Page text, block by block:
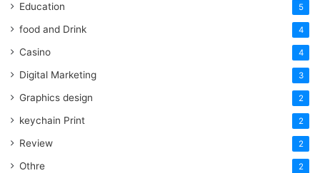
Education 5
food and Drink 4
Casino 4
Digital Marketing 3
Graphics design 2
keychain Print 2
Review 2
Othre 2